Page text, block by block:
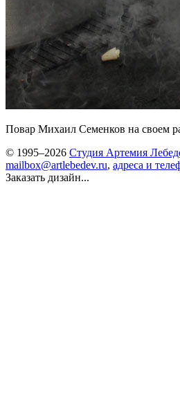
Повар Михаил Семенков на своем
© 1995–2026 Студия Артемия
mailbox@artlebedev.ru, адреса и
Заказать дизайн...